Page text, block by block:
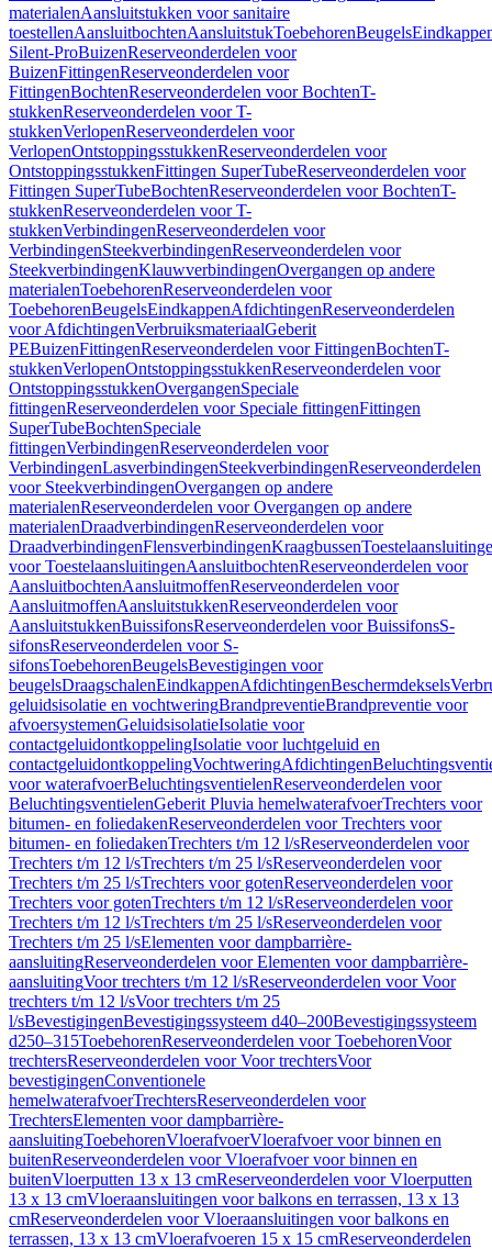
materialenAansluitstukken voor sanitaire
toestellenAansluitbochtenAansluitstukToebehorenBeugels
Silent-ProBuizenReserveonderdelen voor
BuizenFittingenReserveonderdelen voor
FittingenBochtenReserveonderdelen voor BochtenT-
stukkenReserveonderdelen voor T-
stukkenVerlopenReserveonderdelen voor
VerlopenOntstoppingsstukkenReserveonderdelen voor
OntstoppingsstukkenFittingen SuperTubeReserveonderdelen voor
Fittingen SuperTubeBochtenReserveonderdelen voor BochtenT-
stukkenReserveonderdelen voor T-
stukkenVerbindingenReserveonderdelen voor
VerbindingenSteekverbindingenReserveonderdelen voor
SteekverbindingenKlauwverbindingenOvergangen op andere
materialenToebehorenReserveonderdelen voor
ToebehorenBeugelsEindkappenAfdichtingenReserveonderdelen
voor AfdichtingenVerbruiksmateriaalGeberit
PEBuizenFittingenReserveonderdelen voor FittingenBochtenT-
stukkenVerlopenOntstoppingsstukkenReserveonderdelen voor
OntstoppingsstukkenOvergangenSpeciale
fittingenReserveonderdelen voor Speciale fittingenFittingen
SuperTubeBochtenSpeciale
fittingenVerbindingenReserveonderdelen voor
VerbindingenLasverbindingenSteekverbindingenReserveonderdelen
voor SteekverbindingenOvergangen op andere
materialenReserveonderdelen voor Overgangen op andere
materialenDraadverbindingenReserveonderdelen voor
DraadverbindingenFlensverbindingenKraagbussen
voor ToestelaansluitingenAansluitbochtenReserveonderdelen voor
AansluitbochtenAansluitmoffenReserveonderdelen voor
AansluitmoffenAansluitstukkenReserveonderdelen voor
AansluitstukkenBuissifonsReserveonderdelen voor BuissifonsS-
sifonsReserveonderdelen voor S-
sifonsToebehorenBeugelsBevestigingen voor
beugelsDraagschalenEindkappenAfdichtingenBeschermdeksels
geluidsisolatie en vochtweringBrandpreventieBrandpreventie voor
afvoersystemenGeluidsisolatieIsolatie voor
contactgeluidontkoppelingIsolatie voor luchtgeluid en
contactgeluidontkoppelingVochtweringAfdichtingen
voor waterafvoerBeluchtingsventielenReserveonderdelen voor
BeluchtingsventielenGeberit Pluvia hemelwaterafvoerTrechters voor
bitumen- en foliedakenReserveonderdelen voor Trechters voor
bitumen- en foliedakenTrechters t/m 12 l/sReserveonderdelen voor
Trechters t/m 12 l/sTrechters t/m 25 l/sReserveonderdelen voor
Trechters t/m 25 l/sTrechters voor gotenReserveonderdelen voor
Trechters voor gotenTrechters t/m 12 l/sReserveonderdelen voor
Trechters t/m 12 l/sTrechters t/m 25 l/sReserveonderdelen voor
Trechters t/m 25 l/sElementen voor dampbarrière-
aansluitingReserveonderdelen voor Elementen voor dampbarrière-
aansluitingVoor trechters t/m 12 l/sReserveonderdelen voor Voor
trechters t/m 12 l/sVoor trechters t/m 25
l/sBevestigingenBevestigingssysteem d40–200Bevestigingssysteem
d250–315ToebehorenReserveonderdelen voor ToebehorenVoor
trechtersReserveonderdelen voor Voor trechtersVoor
bevestigingenConventionele
hemelwaterafvoerTrechtersReserveonderdelen voor
TrechtersElementen voor dampbarrière-
aansluitingToebehorenVloerafvoerVloerafvoer voor binnen en
buitenReserveonderdelen voor Vloerafvoer voor binnen en
buitenVloerputten 13 x 13 cmReserveonderdelen voor Vloerputten
13 x 13 cmVloeraansluitingen voor balkons en terrassen, 13 x 13
cmReserveonderdelen voor Vloeraansluitingen voor balkons en
terrassen, 13 x 13 cmVloerafvoeren 15 x 15 cmReserveonderdelen